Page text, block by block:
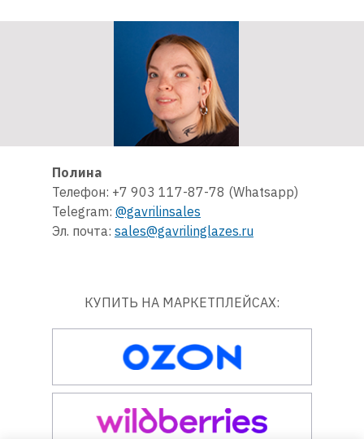
КУПИТЬ НА МАРКЕТПЛЕЙСАХ:
Полина
Телефон: +7 903 117-87-78 (Whatsapp)
Telegram: @gavrilinsales
Эл. почта: sales@gavrilinglazes.ru